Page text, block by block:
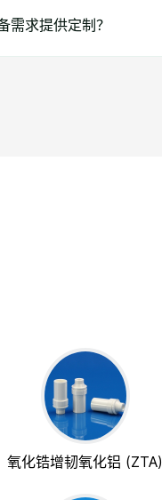
求提供定制？
氧化锆增韧氧化铝 (ZTA)